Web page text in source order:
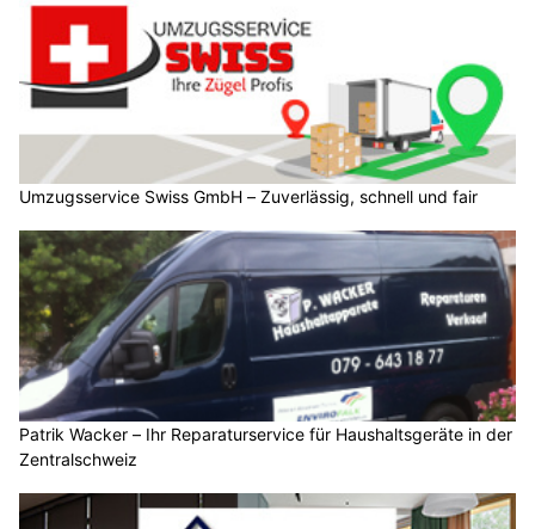
Umzugsservice Swiss GmbH – Zuverlässig, schnell und fair
Patrik Wacker – Ihr Reparaturservice für Haushaltsgeräte in der
Zentralschweiz